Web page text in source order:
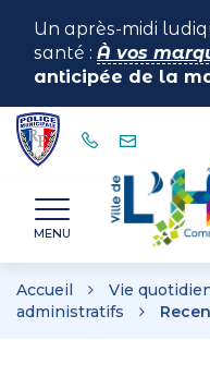
Un après-midi
santé : À vos
anticipée de la
MENU
Horme
Accueil Vie
administratifs